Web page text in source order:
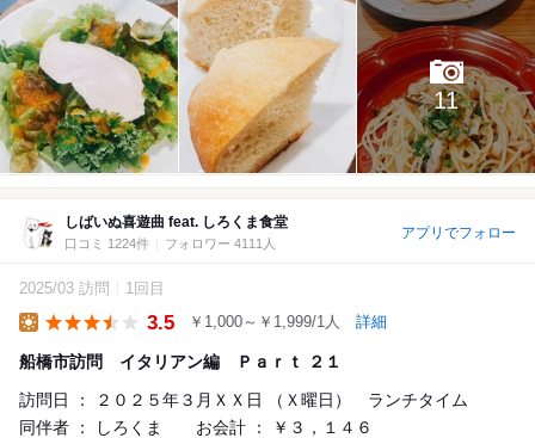
11
しばいぬ喜遊曲 feat. しろくま食堂
口コミ 1224件 フォロワー 4111人
アプリでフォロー
2025/03 訪問 1回目
3.5 ￥1,000～￥1,999/1人 詳細
船橋市訪問 イタリアン編 Ｐａｒｔ ２１
訪問日 ： ２０２５年３月ＸＸ日 （Ｘ曜日） ランチタイム
同伴者 ： しろくま お会計 ： ￥３，１４６